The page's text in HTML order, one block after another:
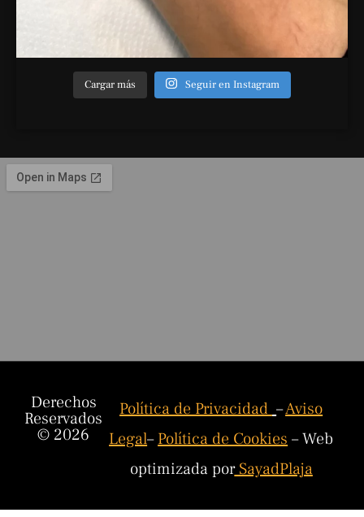
Cargar más Seguir en Instagram
Derechos
Reservados
© 2026
Política de Privacidad–Aviso
Legal–Política de Cookies– Web
optimizada porSayadPlaja